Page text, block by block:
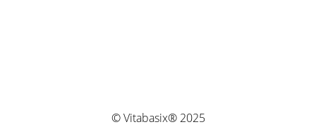
© Vitabasix® 2025